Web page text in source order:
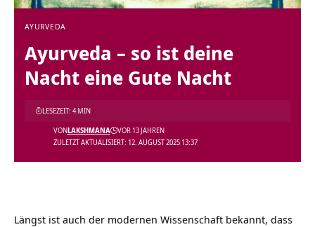
AYURVEDA
Ayurveda – so ist deine
Nacht eine Gute Nacht
ZULETZT AKTUALISIERT: 12. AUGUST 2025 13:37
VONLAKSHMANA VOR 13 JAHREN
LESEZEIT: 4 MIN
Längst ist auch der modernen Wissenschaft bekannt, dass